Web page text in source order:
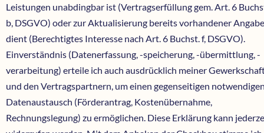
Leistungen unabdingbar ist (Vertragserfüllung gem. Art. 6
b, DSGVO) oder zur Aktualisierung bereits vorhandener
dient (Berechtigtes Interesse nach Art. 6 Buchst. f, DSGVO).
Einverständnis (Datenerfassung, -speicherung, -übermittlung, -
verarbeitung) erteile ich auch ausdrücklich meiner
und den Vertragspartnern, um einen gegenseitigen
Datenaustausch (Förderantrag, Kostenübernahme,
Rechnungslegung) zu ermöglichen. Diese Erklärung kann